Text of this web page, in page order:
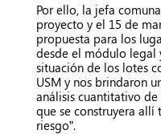
Por ello, la jefa
proyecto y el 15 de
propuesta para los
desde el módulo legal
situación de los lotes
USM y nos brindaron
análisis cuantitativo
que se construyera allí
riesgo”.